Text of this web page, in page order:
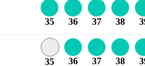
35 36 37 38
35 36 37 38